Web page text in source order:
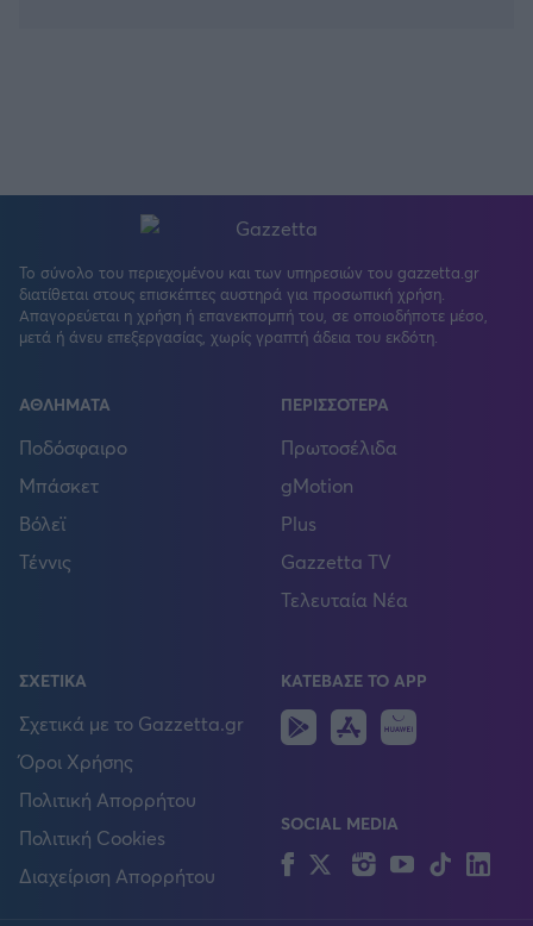
Το σύνολο του περιεχομένου και των υπηρεσιών του gazzetta.gr
διατίθεται στους επισκέπτες αυστηρά για προσωπική χρήση.
Απαγορεύεται η χρήση ή επανεκπομπή του, σε οποιοδήποτε μέσο,
μετά ή άνευ επεξεργασίας, χωρίς γραπτή άδεια του εκδότη.
ΑΘΛΗΜΑΤΑ
Ποδόσφαιρο
Μπάσκετ
Βόλεϊ
Τέννις
ΠΕΡΙΣΣΟΤΕΡΑ
Πρωτοσέλιδα
gMotion
Plus
Gazzetta TV
Τελευταία Νέα
ΣΧΕΤΙΚΑ
Σχετικά με το Gazzetta.gr
Όροι Χρήσης
Πολιτική Απορρήτου
Πολιτική Cookies
Διαχείριση Απορρήτου
ΚΑΤΕΒΑΣΕ ΤΟ APP
Android
IOS
SOCIAL MEDIA
FacebookTwitterInstagram
YouTubeTikTok